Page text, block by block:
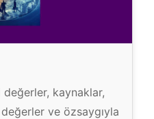
kaynaklar,
ve özsaygıyla